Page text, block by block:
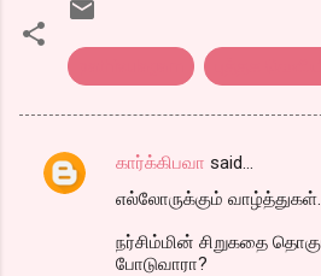
C
கார்க்கிபவா said…
எல்லோருக்கும்
நர்சிம்மின் சிறுகதை
போடுவாரா?